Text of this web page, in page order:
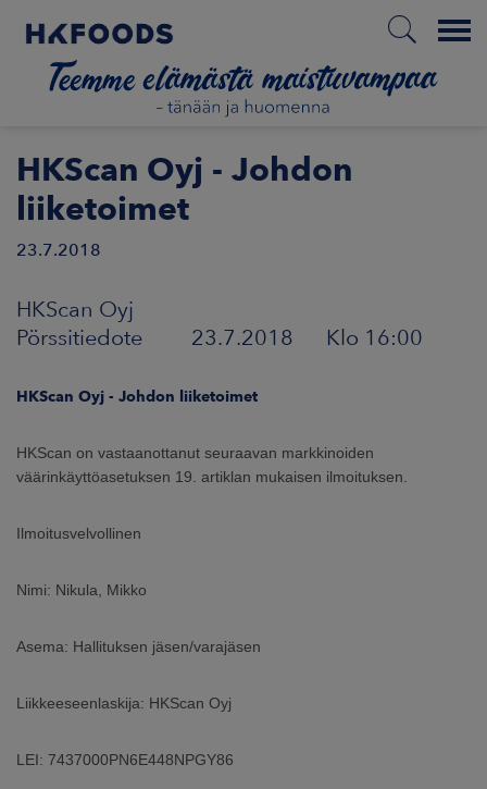
Menu
ETUSIVU
MEISTÄ
HKScan Oyj - Johdon
liiketoimet
23.7.2018
HKScan Oyj
Pörssitiedote 23.7.2018 Klo 16:00
HKScan Oyj - Johdon liiketoimet
HKScan on vastaanottanut seuraavan markkinoiden
väärinkäyttöasetuksen 19. artiklan mukaisen ilmoituksen.
Ilmoitusvelvollinen
Nimi: Nikula, Mikko
Asema: Hallituksen jäsen/varajäsen
Liikkeeseenlaskija: HKScan Oyj
LEI: 7437000PN6E448NPGY86